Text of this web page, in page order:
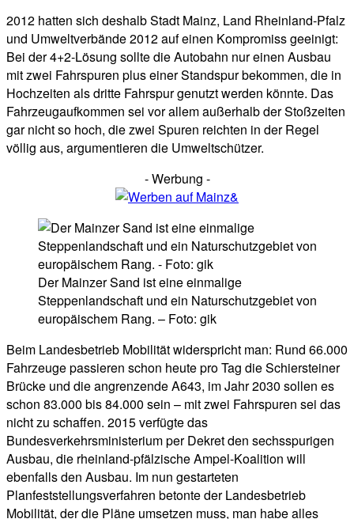
2012 hatten sich deshalb Stadt Mainz, Land Rheinland-Pfalz
und Umweltverbände 2012 auf einen Kompromiss geeinigt:
Bei der 4+2-Lösung sollte die Autobahn nur einen Ausbau
mit zwei Fahrspuren plus einer Standspur bekommen, die in
Hochzeiten als dritte Fahrspur genutzt werden könnte. Das
Fahrzeugaufkommen sei vor allem außerhalb der Stoßzeiten
gar nicht so hoch, die zwei Spuren reichten in der Regel
völlig aus, argumentieren die Umweltschützer.
- Werbung -
Der Mainzer Sand ist eine einmalige
Steppenlandschaft und ein Naturschutzgebiet von
europäischem Rang. – Foto: gik
Beim Landesbetrieb Mobilität widerspricht man: Rund 66.000
Fahrzeuge passieren schon heute pro Tag die Schiersteiner
Brücke und die angrenzende A643, im Jahr 2030 sollen es
schon 83.000 bis 84.000 sein – mit zwei Fahrspuren sei das
nicht zu schaffen. 2015 verfügte das
Bundesverkehrsministerium per Dekret den sechsspurigen
Ausbau, die rheinland-pfälzische Ampel-Koalition will
ebenfalls den Ausbau. Im nun gestarteten
Planfeststellungsverfahren betonte der Landesbetrieb
Mobilität, der die Pläne umsetzen muss, man habe alles